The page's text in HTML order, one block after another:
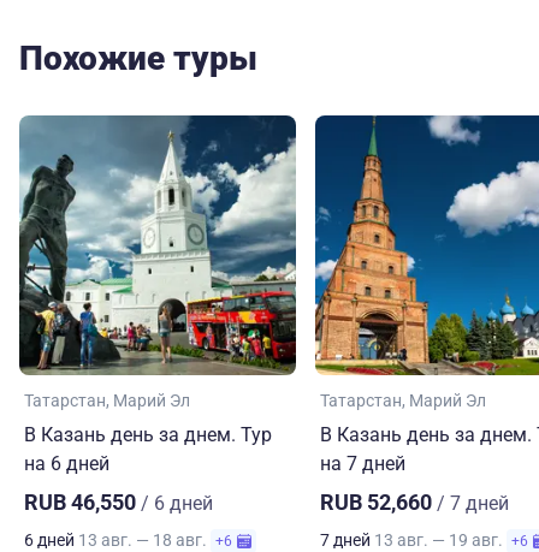
Похожие туры
Татарстан Марий Эл
В Казань день за днем. Тур
на 6 дней
RUB 46,550 / 6 дней
6 дней 13 авг. — 18 авг. +6
Татарстан Марий Эл
В Казань день за днем.
на 7 дней
RUB 52,660 / 7 дней
7 дней 13 авг. — 19 авг. +6